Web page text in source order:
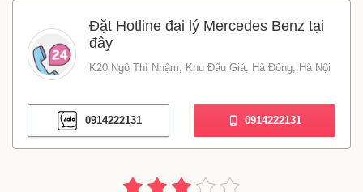
Đặt Hotline đại lý Mercedes Benz tại
đây
K20 Ngô Thì Nhậm, Khu Đấu Giá, Hà Đông, Hà Nội
0914222131 0914222131